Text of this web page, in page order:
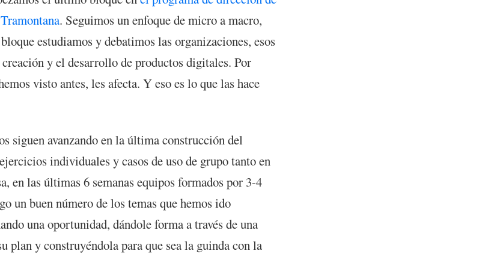
. Seguimos un enfoque de micro a macro,
estudiamos y debatimos las organizaciones, esos
creación y el desarrollo de productos digitales. Por
visto antes, les afecta. Y eso es lo que las hace
siguen avanzando en la última construcción del
individuales y casos de uso de grupo tanto en
en las últimas 6 semanas equipos formados por 3-4
un buen número de los temas que hemos ido
una oportunidad, dándole forma a través de una
plan y construyéndola para que sea la guinda con la